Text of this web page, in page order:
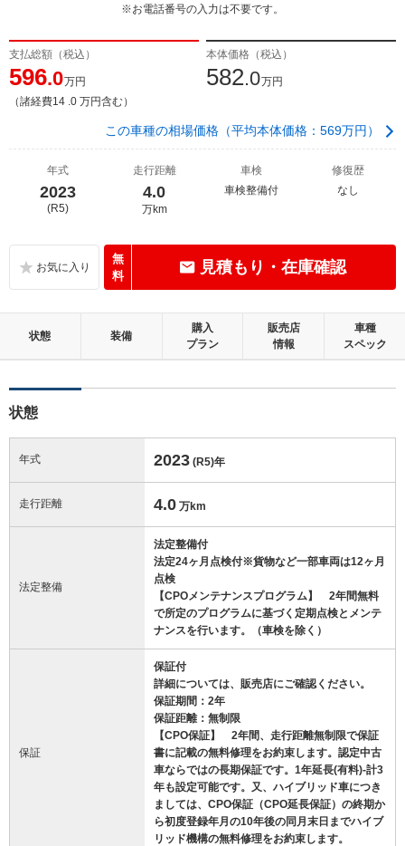
※お電話番号の入力は不要です。
支払総額（税込）
596.0万円
（諸経費14 .0 万円含む）
本体価格（税込）
582.0万円
この車種の相場価格（平均本体価格：569万円）
年式
2023
(R5)
走行距離
4.0
万km
車検
車検整備付
修復歴
なし
無
料
見積もり・在庫確認
状態 装備
購入
プラン
販売店
情報
車種
スペック
状態
年式 2023 (R5)年
走行距離 4.0 万km
法定整備
法定整備付
法定24ヶ月点検付※貨物など一部車両は12ヶ月
点検
【CPOメンテナンスプログラム】 2年間無料
で所定のプログラムに基づく定期点検とメンテ
ナンスを行います。（車検を除く）
保証
保証付
詳細については、販売店にご確認ください。
保証期間：2年
保証距離：無制限
【CPO保証】 2年間、走行距離無制限で保証
書に記載の無料修理をお約束します。認定中古
車ならではの長期保証です。1年延長(有料)-計3
年も設定可能です。又、ハイブリッド車につき
ましては、CPO保証（CPO延長保証）の終期か
ら初度登録年月の10年後の同月末日までハイブ
リッド機構の無料修理をお約束します。